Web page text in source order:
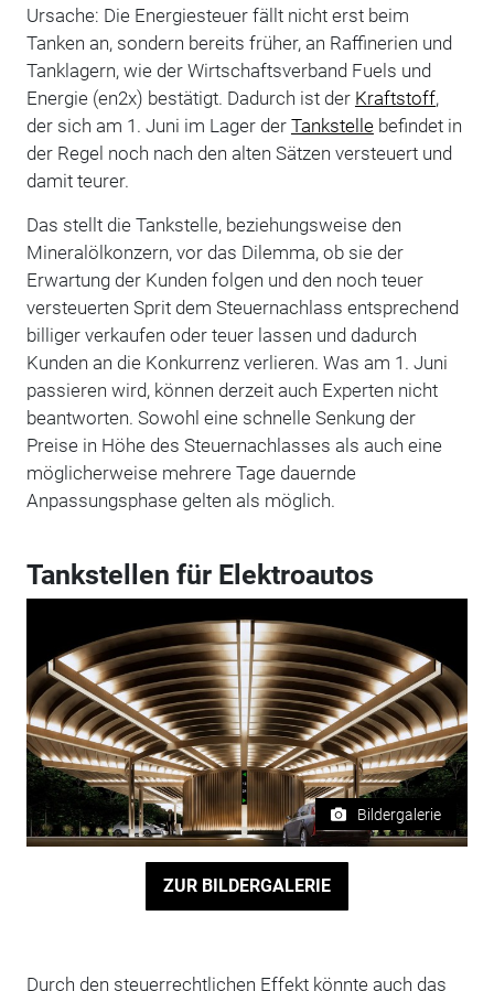
Ursache: Die Energiesteuer fällt nicht erst beim
Tanken an, sondern bereits früher, an Raffinerien und
Tanklagern, wie der Wirtschaftsverband Fuels und
Energie (en2x) bestätigt. Dadurch ist der Kraftstoff,
der sich am 1. Juni im Lager der Tankstellebefindet in
der Regel noch nach den alten Sätzen versteuert und
damit teurer.
Das stellt die Tankstelle, beziehungsweise den
Mineralölkonzern, vor das Dilemma, ob sie der
Erwartung der Kunden folgen und den noch teuer
versteuerten Sprit dem Steuernachlass entsprechend
billiger verkaufen oder teuer lassen und dadurch
Kunden an die Konkurrenz verlieren. Was am 1. Juni
passieren wird, können derzeit auch Experten nicht
beantworten. Sowohl eine schnelle Senkung der
Preise in Höhe des Steuernachlasses als auch eine
möglicherweise mehrere Tage dauernde
Anpassungsphase gelten als möglich.
Tankstellen für Elektroautos
Bildergalerie
ZUR BILDERGALERIE
Durch den steuerrechtlichen Effekt könnte auch das